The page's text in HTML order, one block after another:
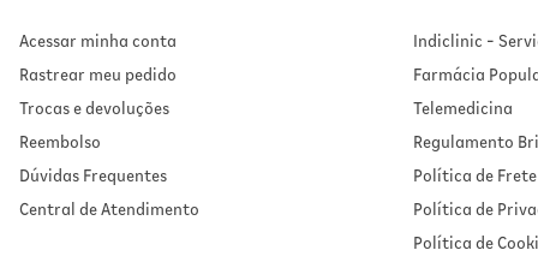
Acessar minha conta
Rastrear meu pedido
Trocas e devoluções
Reembolso
Dúvidas Frequentes
Central de Atendimento
Indiclinic -
Farmácia
Telemedicina
Regulamento
Política de Frete
Política de
Política de